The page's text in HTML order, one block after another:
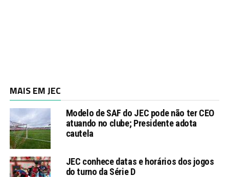
MAIS EM JEC
Modelo de SAF do JEC pode não ter CEO
atuando no clube; Presidente adota
cautela
JEC conhece datas e horários dos jogos
do turno da Série D